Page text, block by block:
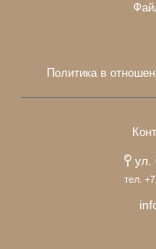
Политика в
ул.
тел.